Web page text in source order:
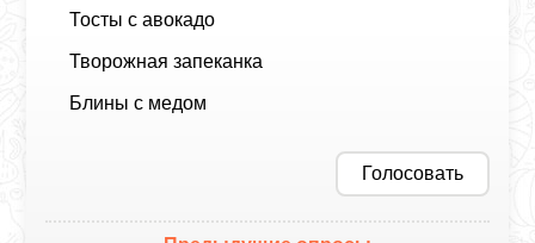
Тосты с авокадо
Творожная запеканка
Блины с медом
Голосовать